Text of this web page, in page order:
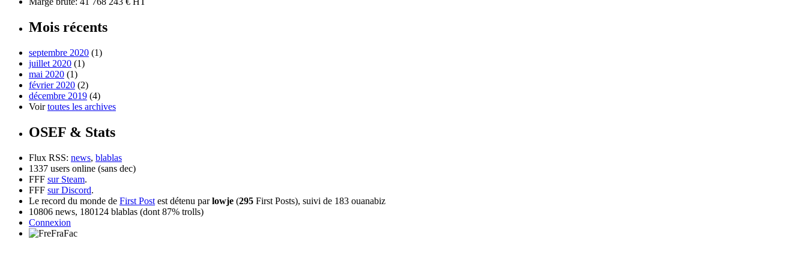
Mois récents
septembre 2020 (1)
juillet 2020 (1)
mai 2020 (1)
février 2020 (2)
décembre 2019 (4)
Voirtoutes les archives
OSEF & Stats
Flux RSS: news, blablas
1337 users online (sans dec)
FFF sur Steam.
FFF sur Discord.
Le record du monde de First Post est détenu parlowje (295 First Posts), suivi de 183 ouanabiz
10806 news, 180124 blablas (dont 87% trolls)
Connexion